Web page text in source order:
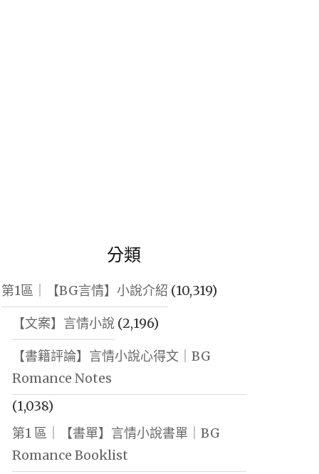
分類
第1區｜【BG言情】小說介紹 (10,319)
【文案】言情小說(2,196)
【書籍評論】言情小說心得文｜BG
Romance Notes
(1,038)
第1 區｜【書單】言情小說書單｜BG
Romance Booklist